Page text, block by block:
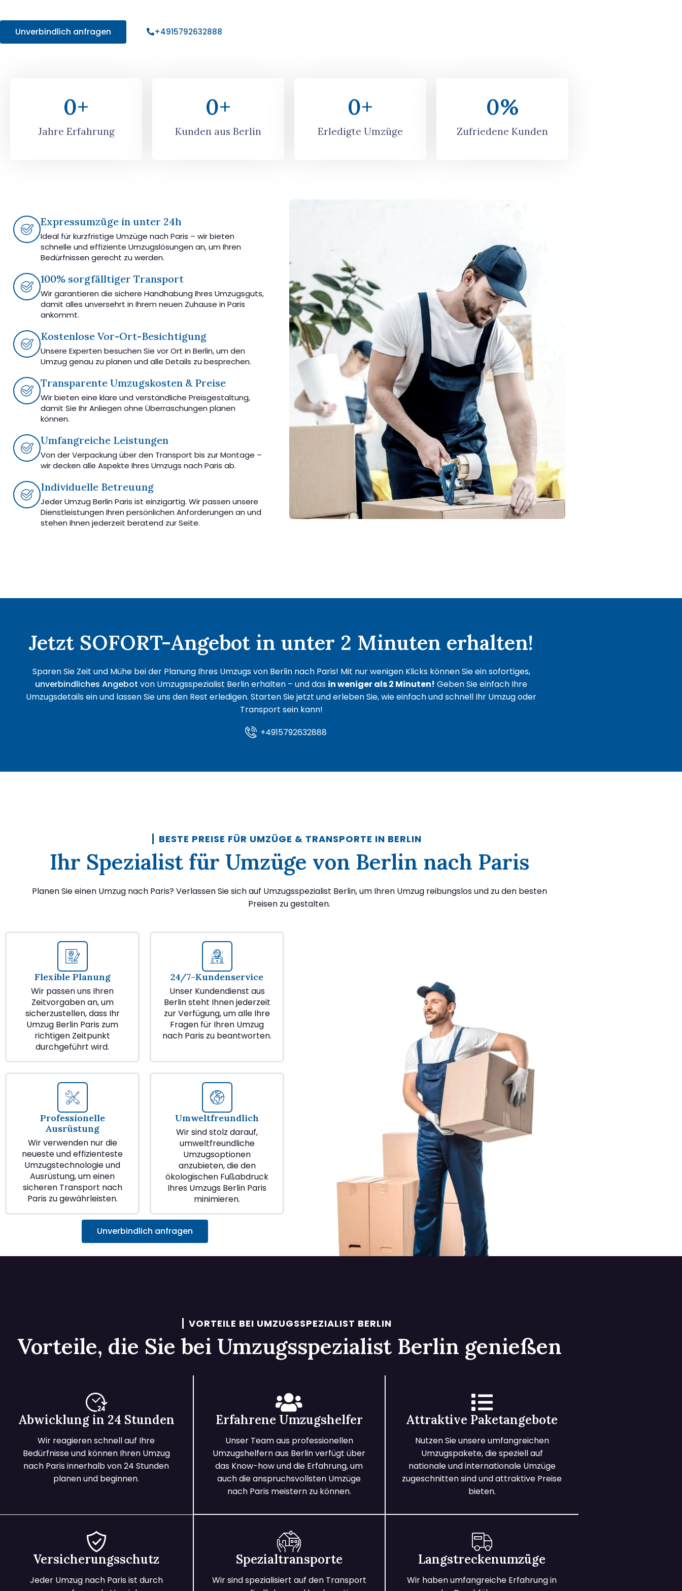
Unverbindlich anfragen +4915792632888
Jahre Erfahrung
0+
Kunden aus Berlin
0+
Erledigte Umzüge
0+
Zufriedene Kunden
0%
Expressumzüge in unter 24h
Ideal für kurzfristige Umzüge nach Paris – wir bieten
schnelle und effiziente Umzugslösungen an, um Ihren
Bedürfnissen gerecht zu werden.
100% sorgfälltiger Transport
Wir garantieren die sichere Handhabung Ihres Umzugsguts,
damit alles unversehrt in Ihrem neuen Zuhause in Paris
ankommt.
Kostenlose Vor-Ort-Besichtigung
Unsere Experten besuchen Sie vor Ort in Berlin, um den
Umzug genau zu planen und alle Details zu besprechen.
Transparente Umzugskosten & Preise
Wir bieten eine klare und verständliche Preisgestaltung,
damit Sie Ihr Anliegen ohne Überraschungen planen
können.
Umfangreiche Leistungen
Von der Verpackung über den Transport bis zur Montage –
wir decken alle Aspekte Ihres Umzugs nach Paris ab.
Individuelle Betreuung
Jeder Umzug Berlin Paris ist einzigartig. Wir passen unsere
Dienstleistungen Ihren persönlichen Anforderungen an und
stehen Ihnen jederzeit beratend zur Seite.
Jetzt SOFORT-Angebot in unter 2 Minuten erhalten!
Sparen Sie Zeit und Mühe bei der Planung Ihres Umzugs von Berlin nach Paris! Mit nur wenigen Klicks können Sie ein sofortiges,
unverbindliches Angebot von Umzugsspezialist Berlin erhalten – und das in weniger als 2 Minuten! Geben Sie einfach Ihre
Umzugsdetails ein und lassen Sie uns den Rest erledigen. Starten Sie jetzt und erleben Sie, wie einfach und schnell Ihr Umzug oder
Transport sein kann!
+4915792632888
BESTE PREISE FÜR UMZÜGE & TRANSPORTE IN BERLIN
Ihr Spezialist für Umzüge von Berlin nach Paris
Planen Sie einen Umzug nach Paris? Verlassen Sie sich auf Umzugsspezialist Berlin, um Ihren Umzug reibungslos und zu den besten
Preisen zu gestalten.
Flexible Planung
Wir passen uns Ihren
Zeitvorgaben an, um
sicherzustellen, dass Ihr
Umzug Berlin Paris zum
richtigen Zeitpunkt
durchgeführt wird.
24/7-Kundenservice
Unser Kundendienst aus
Berlin steht Ihnen jederzeit
zur Verfügung, um alle Ihre
Fragen für Ihren Umzug
nach Paris zu beantworten.
Professionelle
Ausrüstung
Wir verwenden nur die
neueste und effizienteste
Umzugstechnologie und
Ausrüstung, um einen
sicheren Transport nach
Paris zu gewährleisten.
Umweltfreundlich
Wir sind stolz darauf,
umweltfreundliche
Umzugsoptionen
anzubieten, die den
ökologischen Fußabdruck
Ihres Umzugs Berlin Paris
minimieren.
Unverbindlich anfragen
VORTEILE BEI UMZUGSSPEZIALIST BERLIN
Vorteile, die Sie bei Umzugsspezialist Berlin genießen
Abwicklung in 24 Stunden
Wir reagieren schnell auf Ihre
Bedürfnisse und können Ihren Umzug
nach Paris innerhalb von 24 Stunden
planen und beginnen.
Erfahrene Umzugshelfer
Unser Team aus professionellen
Umzugshelfern aus Berlin verfügt über
das Know-how und die Erfahrung, um
auch die anspruchsvollsten Umzüge
nach Paris meistern zu können.
Attraktive Paketangebote
Nutzen Sie unsere umfangreichen
Umzugspakete, die speziell auf
nationale und internationale Umzüge
zugeschnitten sind und attraktive Preise
bieten.
Versicherungsschutz
Jeder Umzug nach Paris ist durch
Spezialtransporte
Wir sind spezialisiert auf den Transport
Langstreckenumzüge
Wir haben umfangreiche Erfahrung in